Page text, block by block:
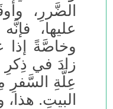
الضَّررِ،
عليها،
وخاصَّةً إذا
زادَ في
عِلَّةِ
البيتِ. هذا،